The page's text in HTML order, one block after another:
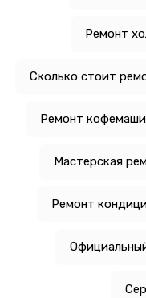
Ремонт
Сколько стоит
Ремонт
Мастерская
Ремонт